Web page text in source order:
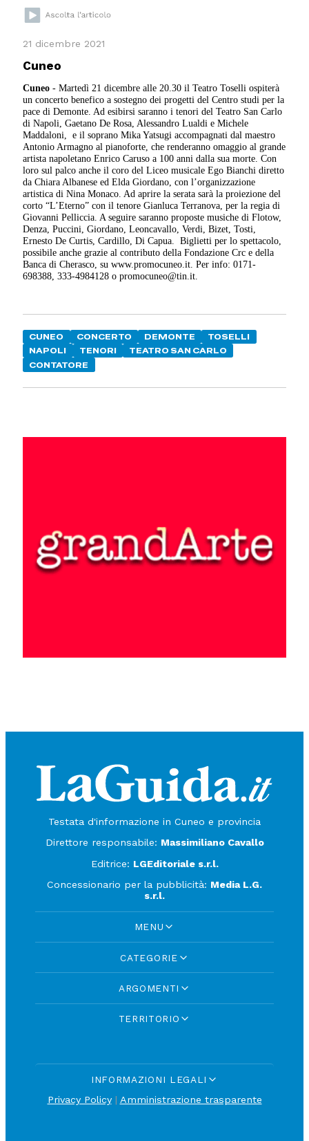
21 dicembre 2021
Cuneo
Cuneo - Martedì 21 dicembre alle 20.30 il Teatro Toselli ospiterà
un concerto benefico a sostegno dei progetti del Centro studi per la
pace di Demonte. Ad esibirsi saranno i tenori del Teatro San Carlo
di Napoli, Gaetano De Rosa, Alessandro Lualdi e Michele
Maddaloni,
e il soprano Mika Yatsugi accompagnati dal maestro
Antonio Armagno al pianoforte, che renderanno omaggio al grande
artista napoletano Enrico Caruso a 100 anni dalla sua morte. Con
loro sul palco anche il coro del Liceo musicale Ego Bianchi diretto
da Chiara Albanese ed Elda Giordano, con l’organizzazione
artistica di Nina Monaco. Ad aprire la serata sarà la proiezione del
corto “L’Eterno” con il tenore Gianluca Terranova, per la regia di
Giovanni Pelliccia. A seguire saranno proposte musiche di Flotow,
Denza, Puccini, Giordano, Leoncavallo, Verdi, Bizet, Tosti,
Ernesto De Curtis, Cardillo, Di Capua.
Biglietti per lo spettacolo,
possibile anche grazie al contributo della Fondazione Crc e della
Banca di Cherasco, su www.promocuneo.it. Per info: 0171-
698388, 333-4984128 o promocuneo@tin.it.
CUNEO CONCERTO DEMONTE
TOSELLI
NAPOLI
TENORI
TEATRO SAN CARLO
CONTATORE
Testata d'informazione in Cuneo e provincia
Direttore responsabile: Massimiliano Cavallo
Editrice: LGEditoriale s.r.l.
Concessionario per la pubblicità: Media L.G.
s.r.l.
MENU
CATEGORIE
ARGOMENTI
TERRITORIO
INFORMAZIONI LEGALI
Privacy Policy| Amministrazione trasparente